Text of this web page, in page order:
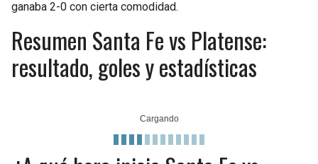
ganaba 2-0 con cierta comodidad.
Resumen Santa Fe vs Platense:
resultado, goles y estadísticas